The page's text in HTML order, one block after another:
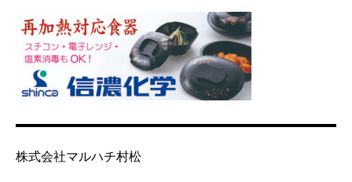
株式会社マルハチ村松